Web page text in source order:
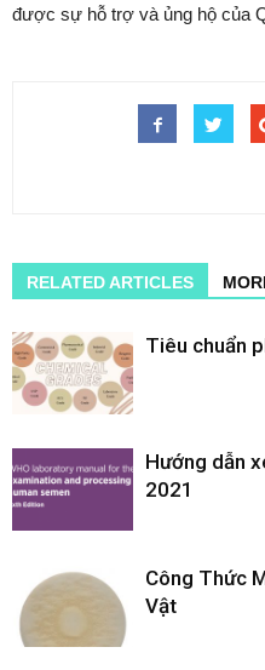
được sự hỗ trợ và ủng hộ của
RELATED ARTICLES
Tiêu chuẩn
Hướng dẫn
2021
Công Thức
Vật